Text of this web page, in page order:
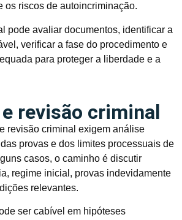
os riscos de autoincriminação.
pode avaliar documentos, identificar a
verificar a fase do procedimento e
para proteger a liberdade e a
revisão criminal
revisão criminal exigem análise
provas e dos limites processuais de
casos, o caminho é discutir
regime inicial, provas indevidamente
relevantes.
ser cabível em hipóteses